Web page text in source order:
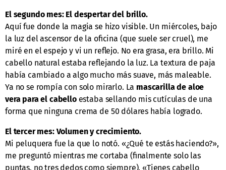
El segundo mes: El despertar del brillo.
Aquí fue donde la magia se hizo visible. Un miércoles, bajo
la luz del ascensor de la oficina (que suele ser cruel), me
miré en el espejo y vi un reflejo. No era grasa, era brillo. Mi
cabello natural estaba reflejando la luz. La textura de paja
había cambiado a algo mucho más suave, más maleable.
Ya no se rompía con solo mirarlo. La mascarilla de aloe
vera para el cabelloestaba sellando mis cutículas de una
forma que ninguna crema de 50 dólares había logrado.
El tercer mes: Volumen y crecimiento.
Mi peluquera fue la que lo notó. «¿Qué te estás haciendo?»,
me preguntó mientras me cortaba (finalmente solo las
puntas, no tres dedos como siempre). «Tienes cabello